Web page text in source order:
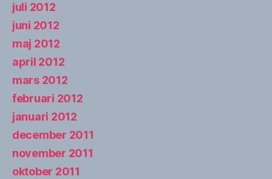
juli 2012
juni 2012
maj 2012
april 2012
mars 2012
februari 2012
januari 2012
december 2011
november 2011
oktober 2011